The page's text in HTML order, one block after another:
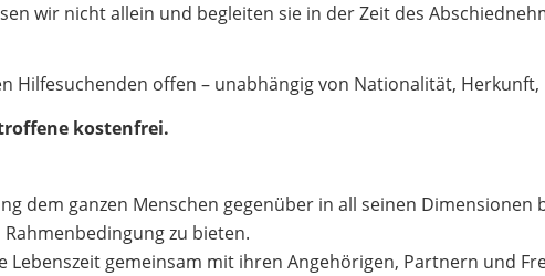
wir nicht allein und begleiten sie in der Zeit des
Hilfesuchenden offen – unabhängig von Nationalität,
kostenfrei.
dem ganzen Menschen gegenüber in all seinen
zu bieten.
Lebenszeit gemeinsam mit ihren Angehörigen, Partnern und